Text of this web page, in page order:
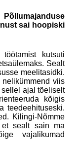
sai hoopiski
kutsuti
Sealt
meelitasidki.
viis
sellel ajal tõeliselt
kõigis
teedeehituseski.
Kilingi-Nõmme
sealt sain ma
vajalikumad